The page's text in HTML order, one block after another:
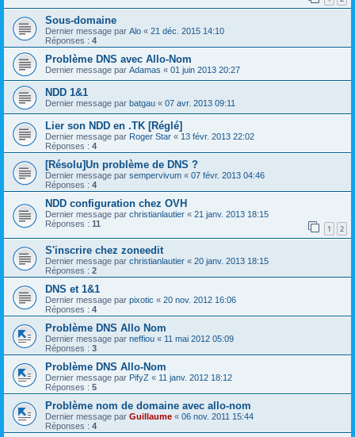
Sous-domaine
Dernier message par Alo « 21 déc. 2015 14:10
Réponses : 4
Problème DNS avec Allo-Nom
Dernier message par Adamas « 01 juin 2013 20:27
NDD 1&1
Dernier message par batgau « 07 avr. 2013 09:11
Lier son NDD en .TK [Réglé]
Dernier message par Roger Star « 13 févr. 2013 22:02
Réponses : 4
[Résolu]Un problème de DNS ?
Dernier message par sempervivum « 07 févr. 2013 04:46
Réponses : 4
NDD configuration chez OVH
Dernier message par christianlautier « 21 janv. 2013 18:15
Réponses : 11 1 2
S'inscrire chez zoneedit
Dernier message par christianlautier « 20 janv. 2013 18:15
Réponses : 2
DNS et 1&1
Dernier message par pixotic « 20 nov. 2012 16:06
Réponses : 4
Problème DNS Allo Nom
Dernier message par neffiou « 11 mai 2012 05:09
Réponses : 3
Problème DNS Allo-Nom
Dernier message par PifyZ « 11 janv. 2012 18:12
Réponses : 5
Problème nom de domaine avec allo-nom
Dernier message par Guillaume « 06 nov. 2011 15:44
Réponses : 4